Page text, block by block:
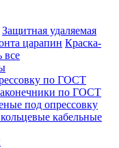
Защитная удаляемая
царапин Краска-
все
по ГОСТ
по ГОСТ
под опрессовку
кабельные